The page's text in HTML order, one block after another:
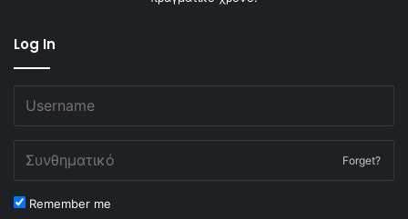
Log In
Forget?
Remember me